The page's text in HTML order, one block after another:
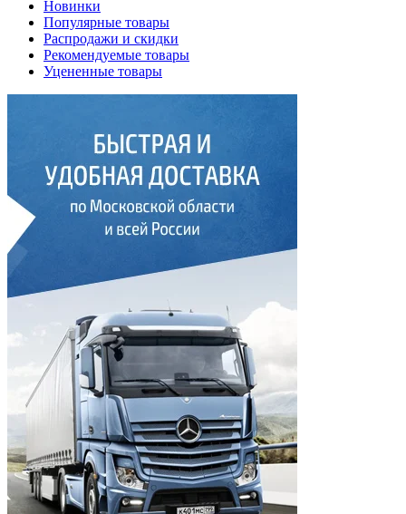
Новинки
Популярные товары
Распродажи и скидки
Рекомендуемые товары
Уцененные товары